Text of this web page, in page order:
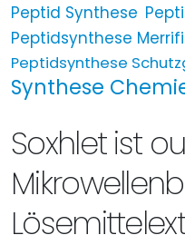
Peptid Synthese
Peptidsynthese
Peptidsynthese
Synthese
Soxhlet ist